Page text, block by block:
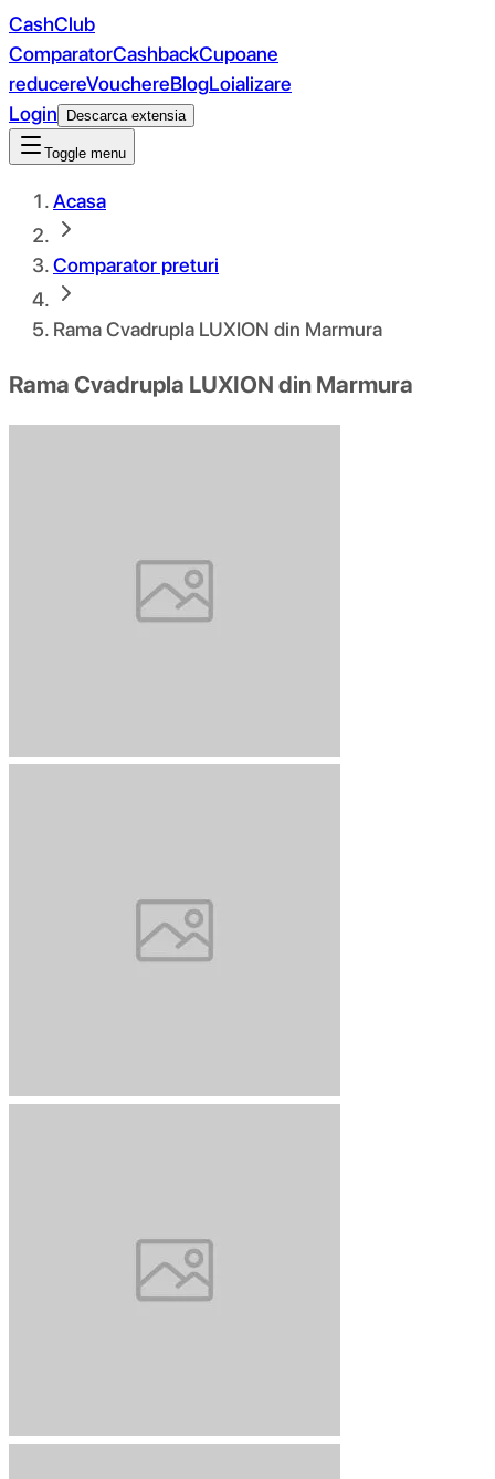
CashClub
ComparatorCashbackCupoane
reducereVouchereBlogLoializare
Login
Descarca extensia
Toggle menu
Acasa
Comparator preturi
Rama Cvadrupla LUXION din Marmura
Rama Cvadrupla LUXION din Marmura